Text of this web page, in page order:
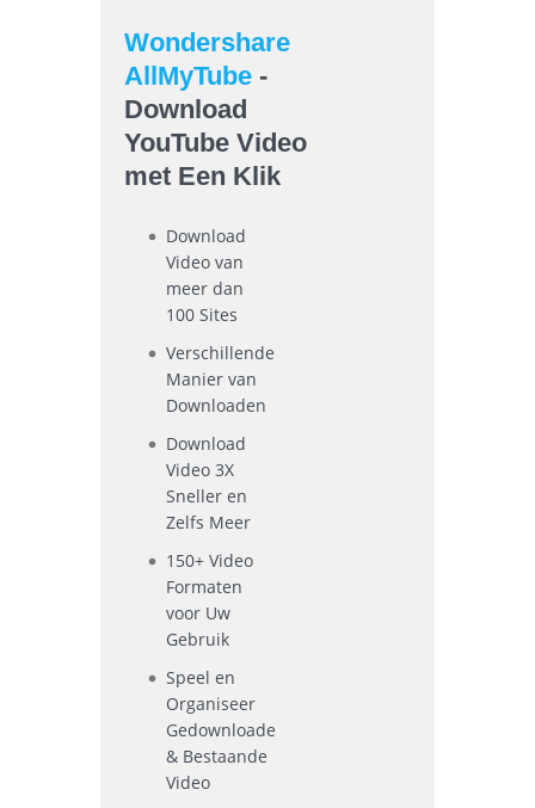
Wondershare
AllMyTube -
Download
YouTube Video
met Een Klik
Download
Video van
meer dan
100 Sites
Verschillende
Manier van
Downloaden
Download
Video 3X
Sneller en
Zelfs Meer
150+ Video
Formaten
voor Uw
Gebruik
Speel en
Organiseer
Gedownloade
& Bestaande
Video